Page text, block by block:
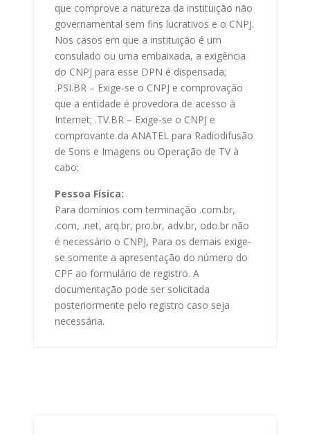
que comprove a natureza da instituição não
governamental sem fins lucrativos e o CNPJ.
Nos casos em que a instituição é um
consulado ou uma embaixada, a exigência
do CNPJ para esse DPN é dispensada;
.PSI.BR – Exige-se o CNPJ e comprovação
que a entidade é provedora de acesso à
Internet; .TV.BR – Exige-se o CNPJ e
comprovante da ANATEL para Radiodifusão
de Sons e Imagens ou Operação de TV à
cabo;
Pessoa Física:
Para domínios com terminação .com.br,
.com, .net, arq.br, pro.br, adv.br, odo.br não
é necessário o CNPJ, Para os demais exige-
se somente a apresentação do número do
CPF ao formulário de registro. A
documentação pode ser solicitada
posteriormente pelo registro caso seja
necessária.